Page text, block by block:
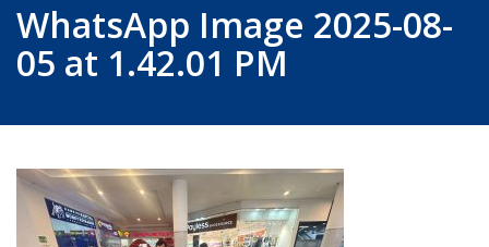
WhatsApp Image 2025-08-
05 at 1.42.01 PM